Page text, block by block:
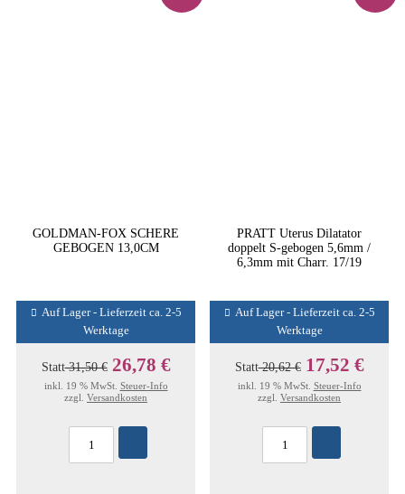
GOLDMAN-FOX SCHERE
GEBOGEN 13,0CM
Auf Lager - Lieferzeit ca. 2-5
Werktage
Statt31,50 € 26,78 €
inkl. 19 % MwSt. Steuer-Info
zzgl. Versandkosten
PRATT Uterus Dilatator
doppelt S-gebogen 5,6mm /
6,3mm mit Charr. 17/19
Auf Lager - Lieferzeit ca. 2-5
Werktage
Statt20,62 € 17,52 €
inkl. 19 % MwSt. Steuer-Info
zzgl. Versandkosten